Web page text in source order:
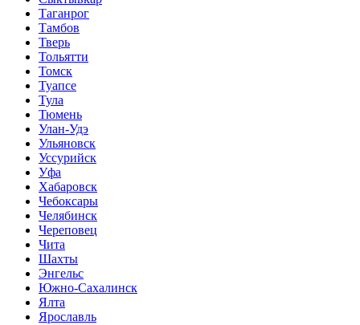
Таганрог
Тамбов
Тверь
Тольятти
Томск
Туапсе
Тула
Тюмень
Улан-Удэ
Ульяновск
Уссурийск
Уфа
Хабаровск
Чебоксары
Челябинск
Череповец
Чита
Шахты
Энгельс
Южно-Сахалинск
Ялта
Ярославль